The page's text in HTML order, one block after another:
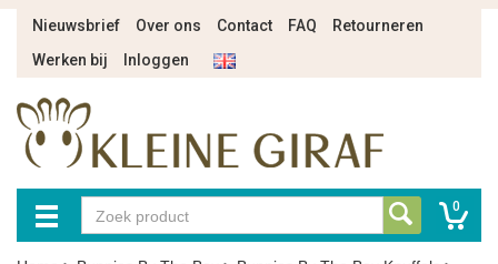
Nieuwsbrief Over ons Contact FAQ
Retourneren
Werken bij
Inloggen
0